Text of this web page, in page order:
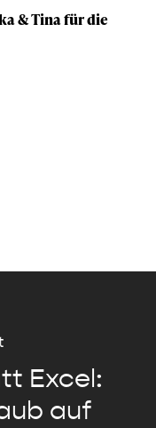
& Tina für die
Excel:
auf